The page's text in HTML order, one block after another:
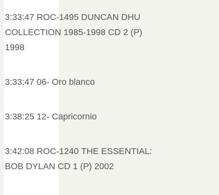
3:33:47 ROC-1495 DUNCAN DHU
COLLECTION 1985-1998 CD 2 (P)
1998
3:33:47 06- Oro blanco
3:38:25 12- Capricornio
3:42:08 ROC-1240 THE ESSENTIAL:
BOB DYLAN CD 1 (P) 2002